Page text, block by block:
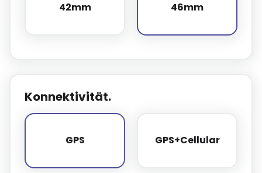
42mm
42mm 46mm
46mm
Konnektivität.
GPS
GPS GPS+Cellular
GPS+Cellular